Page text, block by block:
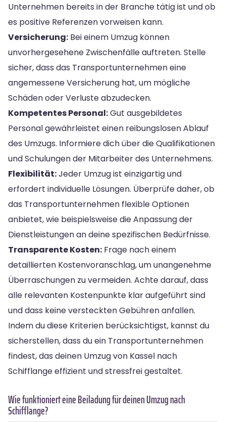
Unternehmen bereits in der Branche tätig ist und ob
es positive Referenzen vorweisen kann.
Versicherung: Bei einem Umzug können
unvorhergesehene Zwischenfälle auftreten. Stelle
sicher, dass das Transportunternehmen eine
angemessene Versicherung hat, um mögliche
Schäden oder Verluste abzudecken.
Kompetentes Personal:Gut ausgebildetes
Personal gewährleistet einen reibungslosen Ablauf
des Umzugs. Informiere dich über die Qualifikationen
und Schulungen der Mitarbeiter des Unternehmens.
Flexibilität:Jeder Umzug ist einzigartig und
erfordert individuelle Lösungen. Überprüfe daher, ob
das Transportunternehmen flexible Optionen
anbietet, wie beispielsweise die Anpassung der
Dienstleistungen an deine spezifischen Bedürfnisse.
Transparente Kosten: Frage nach einem
detaillierten Kostenvoranschlag, um unangenehme
Überraschungen zu vermeiden. Achte darauf, dass
alle relevanten Kostenpunkte klar aufgeführt sind
und dass keine versteckten Gebühren anfallen.
Indem du diese Kriterien berücksichtigst, kannst du
sicherstellen, dass du ein Transportunternehmen
findest, das deinen Umzug von Kassel nach
Schifflange effizient und stressfrei gestaltet.
Wie funktioniert eine Beiladung für deinen Umzug nach
Schifflange?